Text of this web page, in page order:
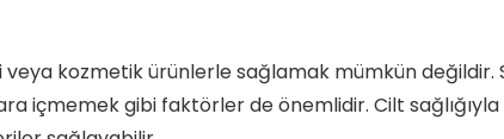
veya kozmetik ürünlerle sağlamak mümkün değildir.
içmemek gibi faktörler de önemlidir. Cilt